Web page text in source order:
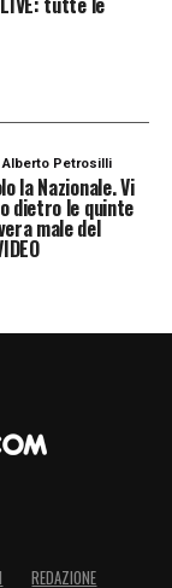
Alberto Petrosilli
la Nazionale. Vi
dietro le quinte
male del
REDAZIONE